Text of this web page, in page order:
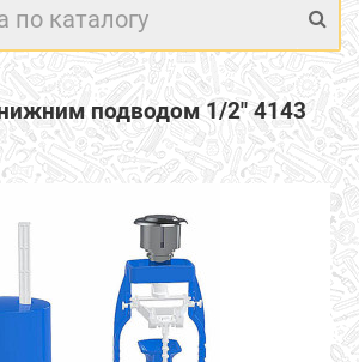
подводом 1/2" 4143